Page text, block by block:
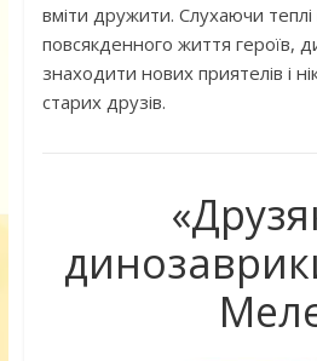
вміти дружити. Слухаючи теплі
повсякденного життя героїв,
знаходити нових приятелів і
старих друзів.